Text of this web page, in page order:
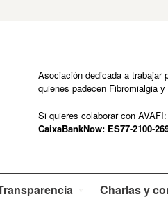
Asociación dedicada a trabajar
quienes padecen Fibromialgia
Si quieres colaborar con
CaixaBankNow: ES77-2100-
Charlas y